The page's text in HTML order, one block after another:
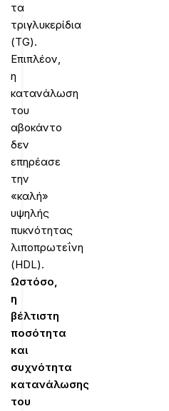
τα
τριγλυκερίδια
(TG).
Επιπλέον,
η
κατανάλωση
του
αβοκάντο
δεν
επηρέασε
την
«καλή»
υψηλής
πυκνότητας
λιποπρωτεΐνη
(HDL).
Ωστόσο,
η
βέλτιστη
ποσότητα
και
συχνότητα
κατανάλωσης
του